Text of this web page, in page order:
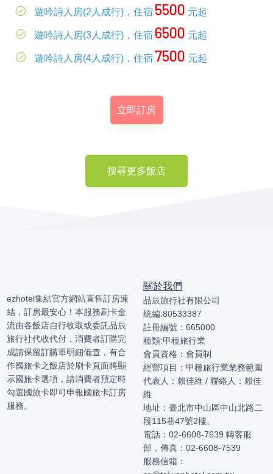
遊吟詩人房(2人成行)，住宿 5500 元起
遊吟詩人房(3人成行)，住宿 6500 元起
遊吟詩人房(4人成行)，住宿 7500 元起
立即訂房
搜尋更多飯店
ezhotel集結官方網站直售訂房連
結，訂房最安心！本服務刷卡金
流由各飯店自行收取或委託品辰
旅行社代收代付，消費者訂購完
成請保留訂購單明細備查，有合
作國旅卡之飯店於刷卡頁面將顯
示國旅卡選項，請消費者預定時
勾選國旅卡即可申報國旅卡訂房
服務。
關於我們
品辰旅行社有限公司
統編:80533387
註冊編號：665000
種類:甲種旅行業
會員資格：會員制
經營項目：甲種旅行業業務範圍
代表人：賴佳維 / 聯絡人：賴佳
維
地址：臺北市中山區中山北路二
段115巷47號2樓。
電話：02-6608-7639 轉客服
部，傳真：02-6608-7539
服務信箱：